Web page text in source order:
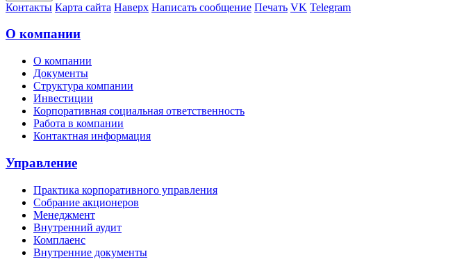
Контакты Карта сайта Наверх Написать сообщение Печать VK Telegram
О компании
О компании
Документы
Структура компании
Инвестиции
Корпоративная социальная ответственность
Работа в компании
Контактная информация
Управление
Практика корпоративного управления
Собрание акционеров
Менеджмент
Внутренний аудит
Комплаенс
Внутренние документы